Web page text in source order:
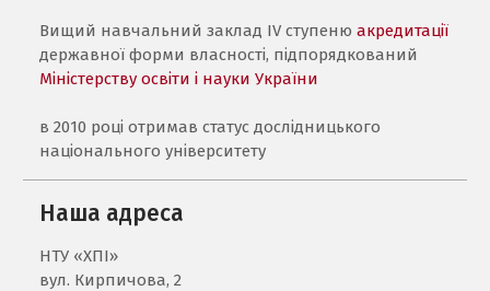
Вищий навчальний заклад IV ступенюакредитації
державної форми власності, підпорядкований
Міністерству освіти і науки України
в 2010 році отримав статус дослідницького
національного університету
Наша адреса
НТУ «ХПI»
вул. Кирпичова, 2